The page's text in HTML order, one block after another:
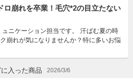
ロ崩れを卒業！毛穴*2の目立たない
ニケーション担当です。 汗ばむ夏の時
崩れが気になりませんか？特に多いお悩
入った商品 2026/3/6